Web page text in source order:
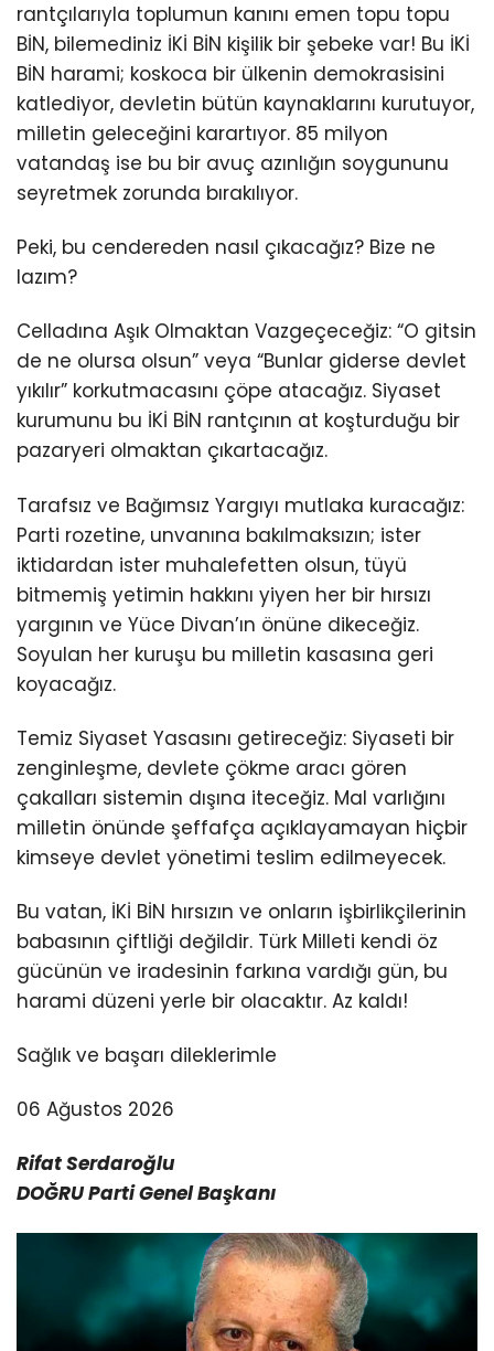
rantçılarıyla toplumun kanını emen topu topu
BİN, bilemediniz İKİ BİN kişilik bir şebeke var! Bu İKİ
BİN harami; koskoca bir ülkenin demokrasisini
katlediyor, devletin bütün kaynaklarını kurutuyor,
milletin geleceğini karartıyor. 85 milyon
vatandaş ise bu bir avuç azınlığın soygununu
seyretmek zorunda bırakılıyor.
Peki, bu cendereden nasıl çıkacağız? Bize ne
lazım?
Celladına Aşık Olmaktan Vazgeçeceğiz: “O gitsin
de ne olursa olsun” veya “Bunlar giderse devlet
yıkılır” korkutmacasını çöpe atacağız. Siyaset
kurumunu bu İKİ BİN rantçının at koşturduğu bir
pazaryeri olmaktan çıkartacağız.
Tarafsız ve Bağımsız Yargıyı mutlaka kuracağız:
Parti rozetine, unvanına bakılmaksızın; ister
iktidardan ister muhalefetten olsun, tüyü
bitmemiş yetimin hakkını yiyen her bir hırsızı
yargının ve Yüce Divan’ın önüne dikeceğiz.
Soyulan her kuruşu bu milletin kasasına geri
koyacağız.
Temiz Siyaset Yasasını getireceğiz: Siyaseti bir
zenginleşme, devlete çökme aracı gören
çakalları sistemin dışına iteceğiz. Mal varlığını
milletin önünde şeffafça açıklayamayan hiçbir
kimseye devlet yönetimi teslim edilmeyecek.
Bu vatan, İKİ BİN hırsızın ve onların işbirlikçilerinin
babasının çiftliği değildir. Türk Milleti kendi öz
gücünün ve iradesinin farkına vardığı gün, bu
harami düzeni yerle bir olacaktır. Az kaldı!
Sağlık ve başarı dileklerimle
06 Ağustos 2026
Rifat Serdaroğlu
DOĞRU Parti Genel Başkanı